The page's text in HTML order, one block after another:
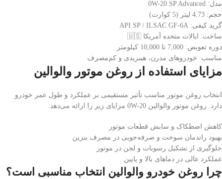
مدل: 0W-20 SP Advanced
حجم: 4.73 لیتر (5 کوارت)
گرید کیفی: API SP / ILSAC GF-6A
ساخت: ایالات متحده آمریکا 🇺🇸
دوره تعویض: 7,000 تا 10,000 کیلومتر
مناسب: خودروهای مدرن، هیبریدی و کم‌مصرف
مزایای استفاده از روغن موتور والوالین
انتخاب روغن موتور مناسب تأثیر مستقیمی بر عملکرد و طول عمر خودرو
دارد. روغن موتور والوالین 0W-20 مزایای زیر را ارائه می‌دهد:
کاهش اصطکاک و سایش قطعات موتور
بهبود راندمان سوخت و صرفه‌جویی در مصرف بنزین
جلوگیری از تشکیل رسوبات و لجن در موتور
عملکرد عالی در دماهای بالا و پایین
چرا روغن خودرو والوالین انتخاب مناسبی است؟